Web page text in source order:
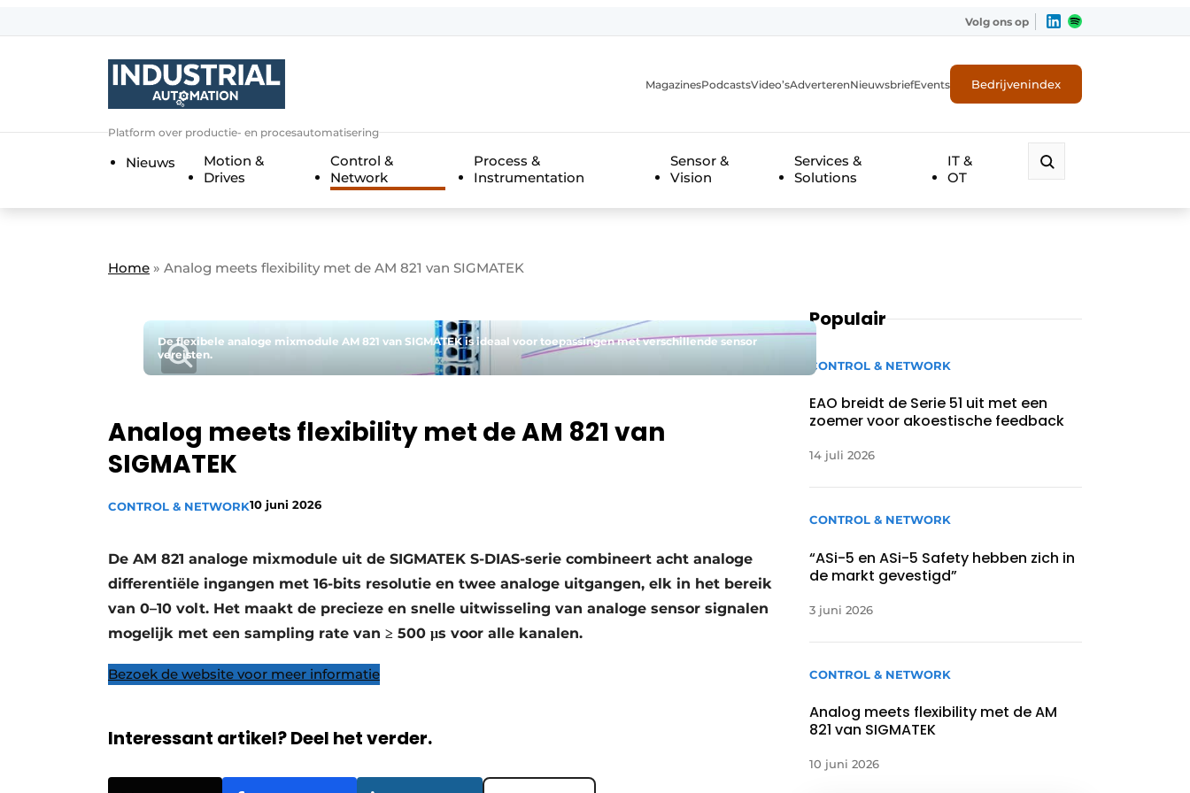
Algemene voorwaarden
Contact
Direct contact
Evenement aanmelden
Meest gelezen
Nieuwsbrief
Vacature aanmelden
Vacatures
Video’s
Volg ons op
Platform over productie- en procesautomatisering
MagazinesPodcastsVideo’sAdverterenNieuwsbriefEvents Bedrijvenindex
Nieuws
Motion &
Drives
Control &
Network
Process &
Instrumentation
Sensor &
Vision
Services &
Solutions
IT &
OT
Home » Analog meets flexibility met de AM 821 van SIGMATEK
De flexibele analoge mixmodule AM 821 van SIGMATEK is ideaal voor toepassingen met verschillende sensor
vereisten.
Analog meets flexibility met de AM 821 van
SIGMATEK
CONTROL & NETWORK10 juni 2026
De AM 821 analoge mixmodule uit de SIGMATEK S-DIAS-serie combineert acht analoge
differentiële ingangen met 16-bits resolutie en twee analoge uitgangen, elk in het bereik
van 0–10 volt. Het maakt de precieze en snelle uitwisseling van analoge sensor signalen
mogelijk met een sampling rate van ≥ 500 μs voor alle kanalen.
Bezoek de website voor meer informatie
Interessant artikel? Deel het verder.
Populair
CONTROL & NETWORK
EAO breidt de Serie 51 uit met een
zoemer voor akoestische feedback
14 juli 2026
CONTROL & NETWORK
“ASi-5 en ASi-5 Safety hebben zich in
de markt gevestigd”
3 juni 2026
CONTROL & NETWORK
Analog meets flexibility met de AM
821 van SIGMATEK
10 juni 2026